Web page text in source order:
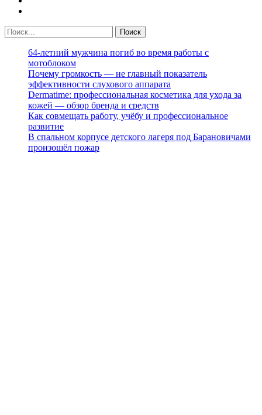
64-летний мужчина погиб во время работы с
мотоблоком
Почему громкость — не главный показатель
эффективности слухового аппарата
Dermatime: профессиональная косметика для ухода за
кожей — обзор бренда и средств
Как совмещать работу, учёбу и профессиональное
развитие
В спальном корпусе детского лагеря под Барановичами
произошёл пожар